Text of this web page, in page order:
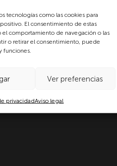
tecnologías como las cookies para
El consentimiento de estas
comportamiento de navegación o las
o retirar el consentimiento, puede
funciones.
Ver preferencias
privacidadAviso legal